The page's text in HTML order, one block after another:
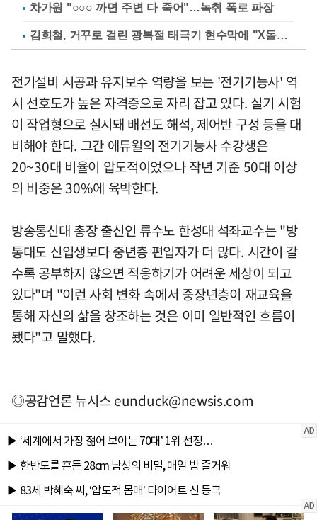
차가원 "○○○ 까면 주변 다 죽어"…녹취 폭로 파장
김희철, 거꾸로 걸린 광복절 태극기 현수막에 "X돌았네"
전기설비 시공과 유지보수 역량을 보는 '전기기능사' 역
시 선호도가 높은 자격증으로 자리 잡고 있다. 실기 시험
이 작업형으로 실시돼 배선도 해석, 제어반 구성 등을 대
비해야 한다. 그간 에듀윌의 전기기능사 수강생은
20~30대 비율이 압도적이었으나 작년 기준 50대 이상
의 비중은 30%에 육박한다.
방송통신대 총장 출신인 류수노 한성대 석좌교수는 "방
통대도 신입생보다 중년층 편입자가 더 많다. 시간이 갈
수록 공부하지 않으면 적응하기가 어려운 세상이 되고
있다"며 "이런 사회 변화 속에서 중장년층이 재교육을
통해 자신의 삶을 창조하는 것은 이미 일반적인 흐름이
됐다"고 말했다.
◎공감언론 뉴시스eunduck@newsis.com